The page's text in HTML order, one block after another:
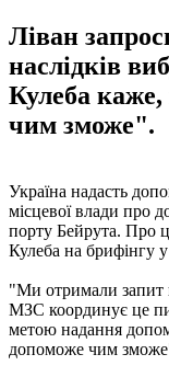
Ліван
наслідків
Кулеба
чим зможе".
Україна надасть
місцевої влади про
порту Бейрута. Про
Кулеба на брифінгу
"Ми отримали запит
МЗС координує це
метою надання
допоможе чим